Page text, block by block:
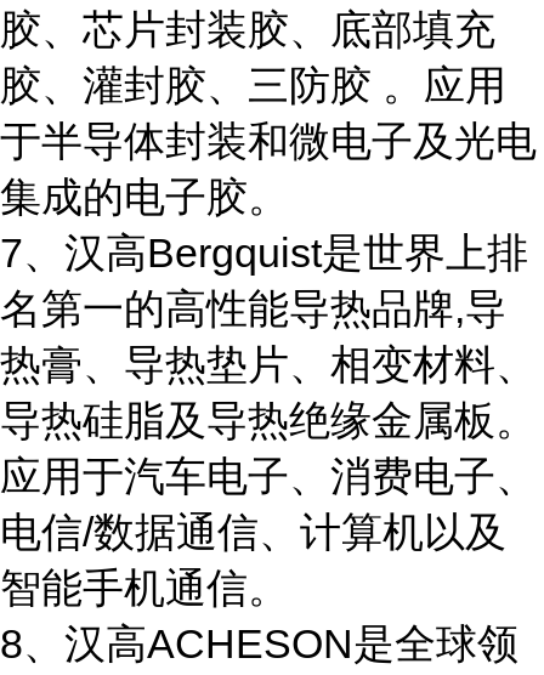
胶、芯片封装胶、底部填充
胶、灌封胶、三防胶 。应用
于半导体封装和微电子及光电
集成的电子胶。
7、汉高Bergquist是世界上排
名第一的高性能导热品牌,导
热膏、导热垫片、相变材料、
导热硅脂及导热绝缘金属板。
应用于汽车电子、消费电子、
电信/数据通信、计算机以及
智能手机通信。
8、汉高ACHESON是全球领